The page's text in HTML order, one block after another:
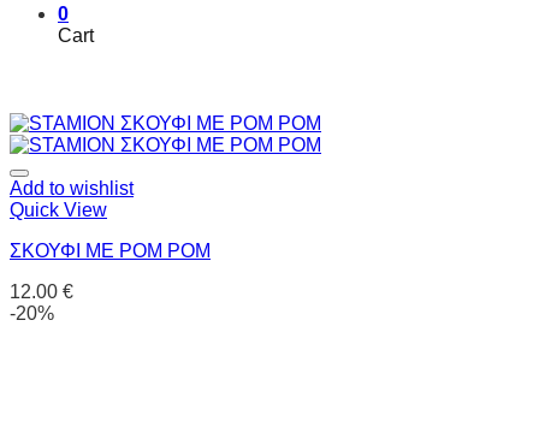
0
Cart
Add to wishlist
Quick View
ΣΚΟΥΦΙ ΜΕ POM POM
12.00 €
-20%